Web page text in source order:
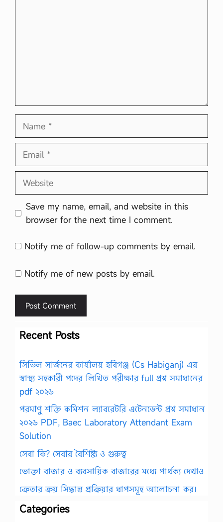
Name
Email
Website
Save my name, email, and website in this
browser for the next time I comment.
Notify me of follow-up comments by email.
Notify me of new posts by email.
Recent Posts
সিভিল সার্জনের কার্যালয় হবিগঞ্জ (Cs Habiganj) এর
স্বাস্থ্য সহকারী পদের লিখিত পরীক্ষার full প্রশ্ন সমাধানের
pdf ২০২৬
পরমাণু শক্তি কমিশন ল্যাবরেটরি এটেনডেন্ট প্রশ্ন সমাধান
২০২৬ PDF, Baec Laboratory Attendant Exam
Solution
সেবা কি? সেবার বৈশিষ্ট্য ও গুরুত্ব
ভোক্তা বাজার ও ব্যবসায়িক বাজারের মধ্যে পার্থক্য দেখাও
ক্রেতার ক্রয় সিদ্ধান্ত প্রক্রিয়ার ধাপসমূহ আলোচনা কর।
Categories